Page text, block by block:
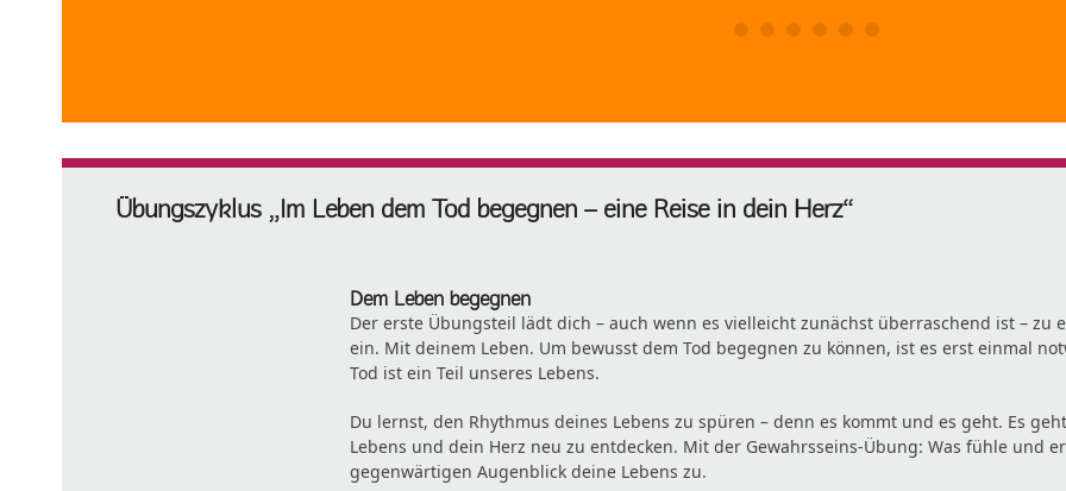
Übungszyklus „Im Leben dem Tod begegnen – eine Reise in dein Herz“
Dem Leben begegnen
Der erste Übungsteil lädt dich – auch wenn es vielleicht zunächst überraschend ist – zu
ein. Mit deinem Leben. Um bewusst dem Tod begegnen zu können, ist es erst einmal
Tod ist ein Teil unseres Lebens.
Du lernst, den Rhythmus deines Lebens zu spüren – denn es kommt und es geht. Es
Lebens und dein Herz neu zu entdecken. Mit der Gewahrsseins-Übung: Was fühle und
gegenwärtigen Augenblick deine Lebens zu.